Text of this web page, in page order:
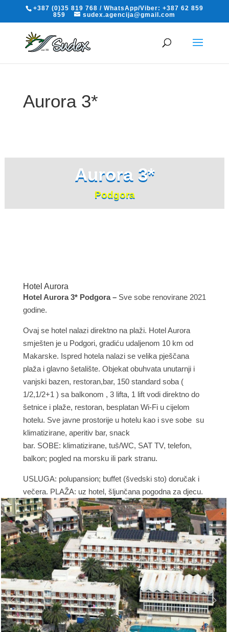
+387 (0)35 819 768 / WhatsApp/Viber: +387 62 859
859
sudex.agencija@gmail.com
Aurora 3*
Aurora 3*
Podgora
Hotel Aurora
Hotel Aurora 3* Podgora – Sve sobe renovirane 2021
godine.
Ovaj se hotel nalazi direktno na plaži. Hotel Aurora
smješten je u Podgori, gradiću udaljenom 10 km od
Makarske. Ispred hotela nalazi se velika pješčana
plaža i glavno šetalište. Objekat obuhvata unutarnji i
vanjski bazen, restoran,bar, 150 standard soba (
1/2,1/2+1 ) sa balkonom , 3 lifta, 1 lift vodi direktno do
šetnice i plaže, restoran, besplatan Wi-Fi u cijelom
hotelu. Sve javne prostorije u hotelu kao i sve sobe su
klimatizirane, aperitiv bar, snack
bar. SOBE: klimatizirane, tuš/WC, SAT TV, telefon,
balkon; pogled na morsku ili park stranu.
USLUGA: polupansion; buffet (švedski sto) doručak i
večera. PLAŽA: uz hotel, šljunčana pogodna za djecu.